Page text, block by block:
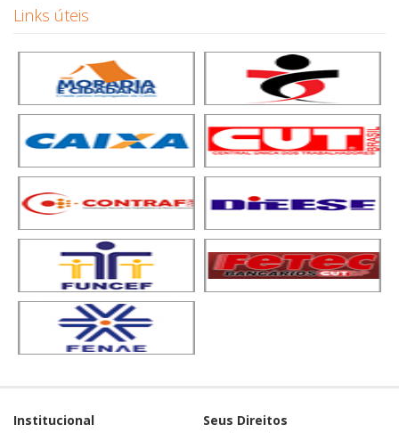
Links úteis
Institucional Seus Direitos